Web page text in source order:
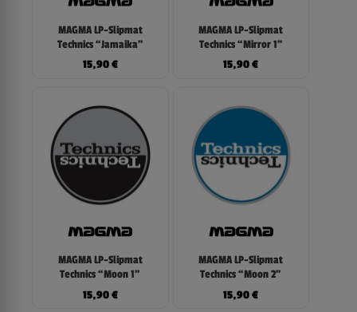
MAGMA LP-Slipmat
Technics “Jamaika”
15,90€
MAGMA LP-Slipmat
Technics “Mirror 1”
15,90€
MAGMA LP-Slipmat
Technics “Moon 1”
15,90€
MAGMA LP-Slipmat
Technics “Moon 2”
15,90€